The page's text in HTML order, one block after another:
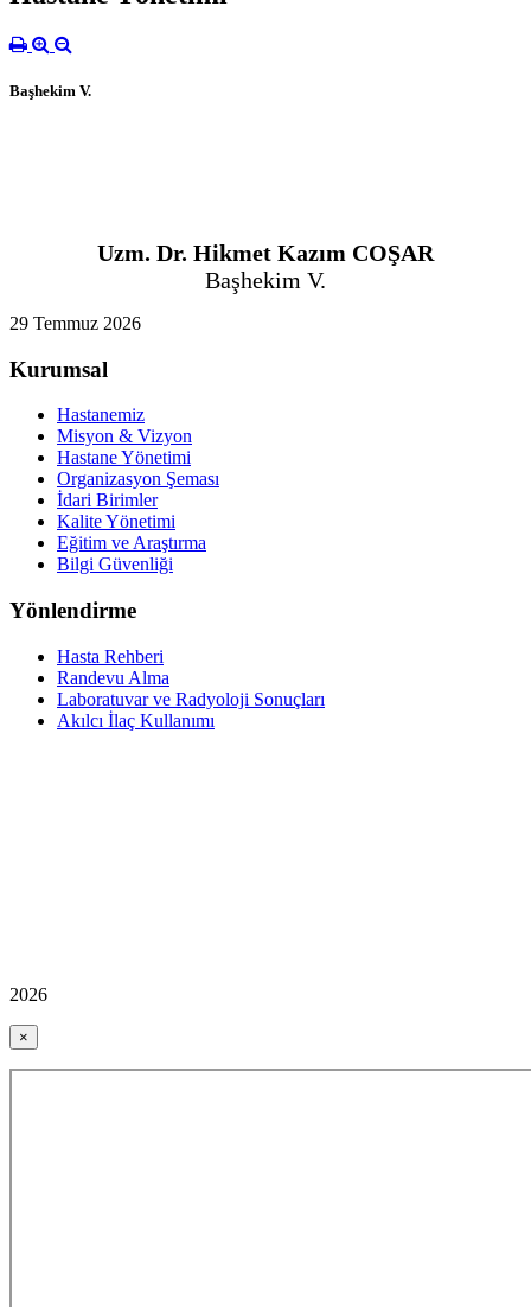
Başhekim V.
Uzm. Dr. Hikmet Kazım COŞAR
Başhekim V.
29 Temmuz 2026
Kurumsal
Hastanemiz
Misyon & Vizyon
Hastane Yönetimi
Organizasyon Şeması
İdari Birimler
Kalite Yönetimi
Eğitim ve Araştırma
Bilgi Güvenliği
Yönlendirme
Hasta Rehberi
Randevu Alma
Laboratuvar ve Radyoloji Sonuçları
Akılcı İlaç Kullanımı
2026
×